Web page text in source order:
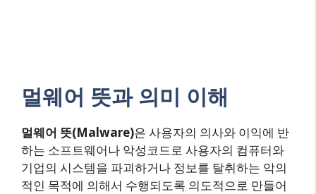
멀웨어 뜻과 의미 이해
멀웨어 뜻(Malware)은 사용자의 의사와 이익에 반
하는 소프트웨어나 악성코드로 사용자의 컴퓨터와
기업의 시스템을 파괴하거나 정보를 탈취하는 악의
적인 목적에 의해서 수행되도록 의도적으로 만들어